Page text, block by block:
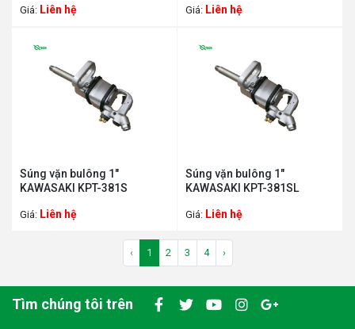
Giá: Liên hệ Giá: Liên hệ
Súng vặn bulông 1"
KAWASAKI KPT-381S
Giá: Liên hệ
Súng vặn bulông 1"
KAWASAKI KPT-381SL
Giá: Liên hệ
‹ 1 2 3 4 ›
Tìm chúng tôi trên